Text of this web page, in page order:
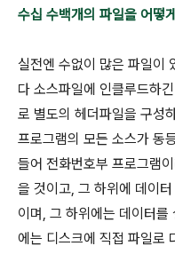
수십 수백개의 파일을 어떻
실전엔 수없이 많은 파일이
다 소스파일에 인클루드하
로 별도의 헤더파일을 구성
프로그램의 모든 소스가 동
들어 전화번호부 프로그램
을 것이고, 그 하위에 데이
이며, 그 하위에는 데이터를
에는 디스크에 직접 파일로